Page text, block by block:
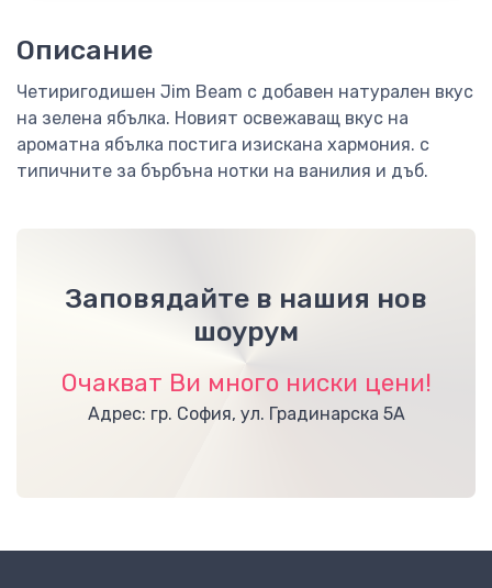
Описание
Четиригодишен Jim Beam с добавен натурален вкус
на зелена ябълка. Новият освежаващ вкус на
ароматна ябълка постига изискана хармония. с
типичните за бърбъна нотки на ванилия и дъб.
Заповядайте в нашия нов
шоурум
Очакват Ви много ниски цени!
Адрес: гр. София, ул. Градинарска 5А